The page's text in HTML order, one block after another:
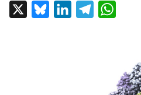
BlueskyLinkedInTelegram